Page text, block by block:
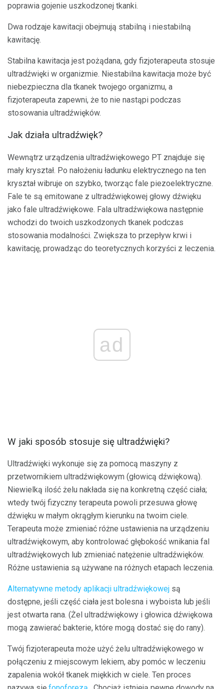
poprawia gojenie uszkodzonej tkanki.
Dwa rodzaje kawitacji obejmują stabilną i niestabilną
kawitację.
Stabilna kawitacja jest pożądana, gdy fizjoterapeuta stosuje
ultradźwięki w organizmie. Niestabilna kawitacja może być
niebezpieczna dla tkanek twojego organizmu, a
fizjoterapeuta zapewni, że to nie nastąpi podczas
stosowania ultradźwięków.
Jak działa ultradźwięk?
Wewnątrz urządzenia ultradźwiękowego PT znajduje się
mały kryształ. Po nałożeniu ładunku elektrycznego na ten
kryształ wibruje on szybko, tworząc fale piezoelektryczne.
Fale te są emitowane z ultradźwiękowej głowy dźwięku
jako fale ultradźwiękowe. Fala ultradźwiękowa następnie
wchodzi do twoich uszkodzonych tkanek podczas
stosowania modalności. Zwiększa to przepływ krwi i
kawitację, prowadząc do teoretycznych korzyści z leczenia.
ad
W jaki sposób stosuje się ultradźwięki?
Ultradźwięki wykonuje się za pomocą maszyny z
przetwornikiem ultradźwiękowym (głowicą dźwiękową).
Niewielką ilość żelu nakłada się na konkretną część ciała;
wtedy twój fizyczny terapeuta powoli przesuwa głowę
dźwięku w małym okrągłym kierunku na twoim ciele.
Terapeuta może zmieniać różne ustawienia na urządzeniu
ultradźwiękowym, aby kontrolować głębokość wnikania fal
ultradźwiękowych lub zmieniać natężenie ultradźwięków.
Różne ustawienia są używane na różnych etapach leczenia.
Alternatywne metody aplikacji ultradźwiękowej są
dostępne, jeśli część ciała jest bolesna i wyboista lub jeśli
jest otwarta rana. (Żel ultradźwiękowy i głowica dźwiękowa
mogą zawierać bakterie, które mogą dostać się do rany).
Twój fizjoterapeuta może użyć żelu ultradźwiękowego w
połączeniu z miejscowym lekiem, aby pomóc w leczeniu
zapalenia wokół tkanek miękkich w ciele. Ten proces